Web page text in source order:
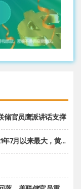
储官员鹰派讲话支撑
期货投机性净多头头寸减少